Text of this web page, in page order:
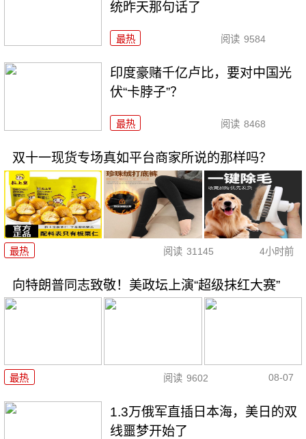
统昨天那句话了
最热 阅读 9584
印度豪赌千亿卢比，要对中国光
伏“卡脖子”？
最热 阅读 8468
双十一现货专场真如平台商家所说的那样吗？
最热 阅读 31145 4小时前
向特朗普同志致敬！美政坛上演“超级抹红大赛”
最热 阅读 9602 08-07
1.3万俄军直插日本海，美日的双
线噩梦开始了